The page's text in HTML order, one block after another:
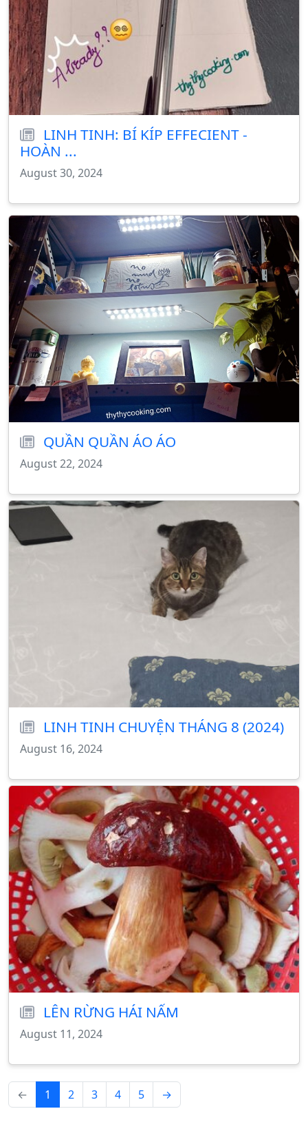
LINH TINH: BÍ KÍP EFFECIENT -
HOÀN ...
August 30, 2024
QUẦN QUẦN ÁO ÁO
August 22, 2024
LINH TINH CHUYỆN THÁNG 8 (2024)
August 16, 2024
LÊN RỪNG HÁI NẤM
August 11, 2024
← 1 2 3 4 5 →